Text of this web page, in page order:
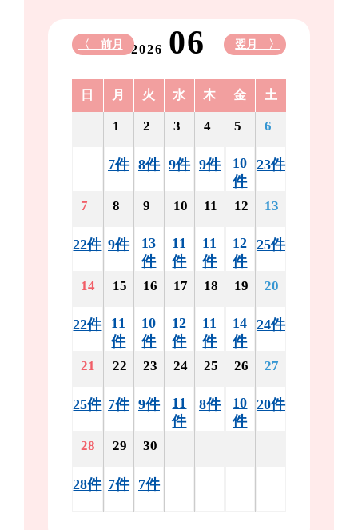
2026 06
〈 前月 翌月 〉
日 月 火 水 木 金 土
1
7件
2
8件
3
9件
4
9件
5
10
件
6
23件
7
22件
8
9件
9
13
件
10
11
件
11
11
件
12
12
件
13
25件
14
22件
15
11
件
16
10
件
17
12
件
18
11
件
19
14
件
20
24件
21
25件
22
7件
23
9件
24
11
件
25
8件
26
10
件
27
20件
28
28件
29
7件
30
7件